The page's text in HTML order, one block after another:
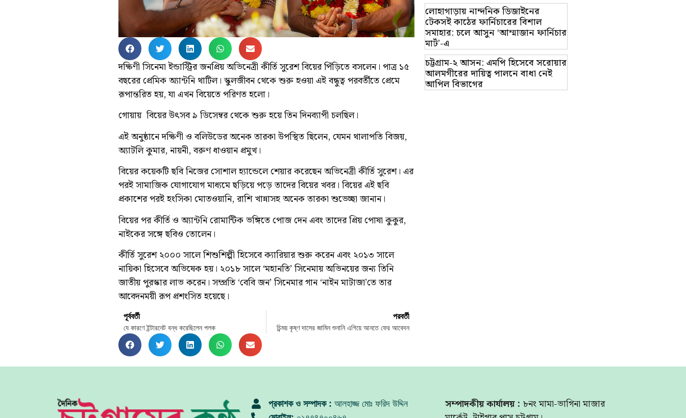
দক্ষিণী সিনেমা ইন্ডাস্ট্রির জনপ্রিয় অভিনেত্রী কীর্তি সুরেশ বিয়ের পিঁড়িতে বসলেন। পাত্র ১৫
বছরের প্রেমিক অ্যান্টনি থাটিল। স্কুলজীবন থেকে শুরু হওয়া এই বন্ধুত্ব পরবর্তীতে প্রেমে
রূপান্তরিত হয়, যা এখন বিয়েতে পরিণত হলো।
গোয়ায় বিয়ের উৎসব ৯ ডিসেম্বর থেকে শুরু হয়ে তিন দিনব্যাপী চলছিল।
এই অনুষ্ঠানে দক্ষিণী ও বলিউডের অনেক তারকা উপস্থিত ছিলেন, যেমন থালাপতি বিজয়,
অ্যাটলি কুমার, নায়নী, বরুণ ধাওয়ান প্রমুখ।
বিয়ের কয়েকটি ছবি নিজের সোশাল হ্যান্ডেলে শেয়ার করেছেন অভিনেত্রী কীর্তি সুরেশ। এর
পরই সামাজিক যোগাযোগ মাধ্যমে ছড়িয়ে পড়ে তাদের বিয়ের খবর। বিয়ের এই ছবি
প্রকাশের পরই হংসিকা মোতওয়ানি, রাশি খান্নাসহ অনেক তারকা শুভেচ্ছা জানান।
বিয়ের পর কীর্তি ও অ্যান্টনি রোমান্টিক ভঙ্গিতে পোজ দেন এবং তাদের প্রিয় পোষা কুকুর,
নাইকের সঙ্গে ছবিও তোলেন।
কীর্তি সুরেশ ২০০০ সালে শিশুশিল্পী হিসেবে ক্যারিয়ার শুরু করেন এবং ২০১৩ সালে
নায়িকা হিসেবে অভিষেক হয়। ২০১৮ সালে ‘মহানতি’ সিনেমায় অভিনয়ের জন্য তিনি
জাতীয় পুরস্কার লাভ করেন। সম্প্রতি ‘বেবি জন’ সিনেমার গান ‘নাইন মাটাজা’তে তার
আবেদনময়ী রূপ প্রশংসিত হয়েছে।
পূর্ববর্তী
যে কারণে ইন্টারনেট বন্ধ করেছিলেন পলক
পরবর্তী
চিন্ময় কৃষ্ণ দাসের জামিন শুনানি এগিয়ে আনতে ফের আবেদন
লোহাগাড়ায় নান্দনিক ডিজাইনের
টেকসই কাঠের ফার্নিচারের বিশাল
সমাহার: চলে আসুন ‘আম্মাজান ফার্নিচার
মার্ট’-এ
চট্টগ্রাম-২ আসন: এমপি হিসেবে সরোয়ার
আলমগীরের দায়িত্ব পালনে বাধা নেই
আপিল বিভাগের
প্রকাশক ও সম্পাদক : আলহাজ্জ মোঃ ফরিদ উদ্দিন
সম্পাদকীয় কার্যালয় : ৮নং মামা-ভাগিনা মাজার